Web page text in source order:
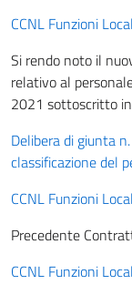
CCNL Funzioni
Si rendo noto il
relativo al
2021 sottoscritto
Delibera di giunta
classificazione del
CCNL Funzioni
Precedente
CCNL Funzioni